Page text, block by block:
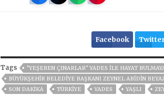
Facebook
Tags "YEŞEREN ÇINARLAR" YADES İLE HAYAT
BÜYÜKŞEHIR BELEDIYE BAŞKANI ZEYNEL ABIDIN
SON DAKIKA
TÜRKİYE YADES YAŞLI